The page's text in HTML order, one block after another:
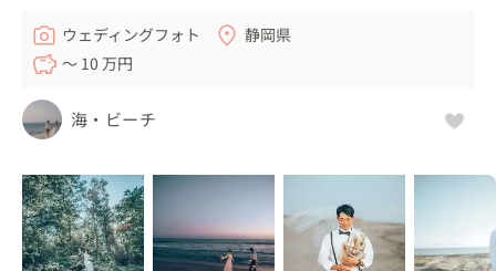
ウェディングフォト
静岡県
〜 10 万円
海・ビーチ